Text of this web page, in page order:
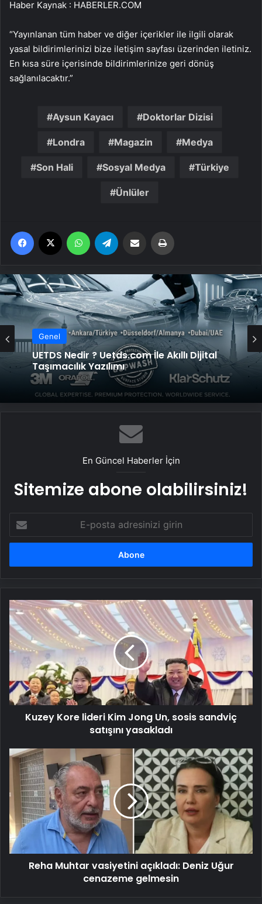
Haber Kaynak : HABERLER.COM
“Yayınlanan tüm haber ve diğer içerikler ile ilgili olarak
yasal bildirimlerinizi bize iletişim sayfası üzerinden iletiniz.
En kısa süre içerisinde bildirimlerinize geri dönüş
sağlanılacaktır.”
Aysun Kayacı Doktorlar Dizisi
Londra Magazin Medya
Son Hali Sosyal Medya Türkiye
Ünlüler
Facebook WhatsApp Email'den paylaş
Genel
UETDS Nedir ? Uetds.com İle Akıllı Dijital
Taşımacılık Yazılımı
En Güncel Haberler İçin
Sitemize abone olabilirsiniz!
posta
adresinizi
Kuzey
Kore
lideri
Kim
Jong
Un,
sosis
sandviç
satışını
yasakladı
Kuzey Kore lideri Kim Jong Un, sosis sandviç
satışını yasakladı
Reha
Muhtar
vasiyetini
açıkladı:
Deniz
Uğur
cenazeme
gelmesin
Reha Muhtar vasiyetini açıkladı: Deniz Uğur
cenazeme gelmesin